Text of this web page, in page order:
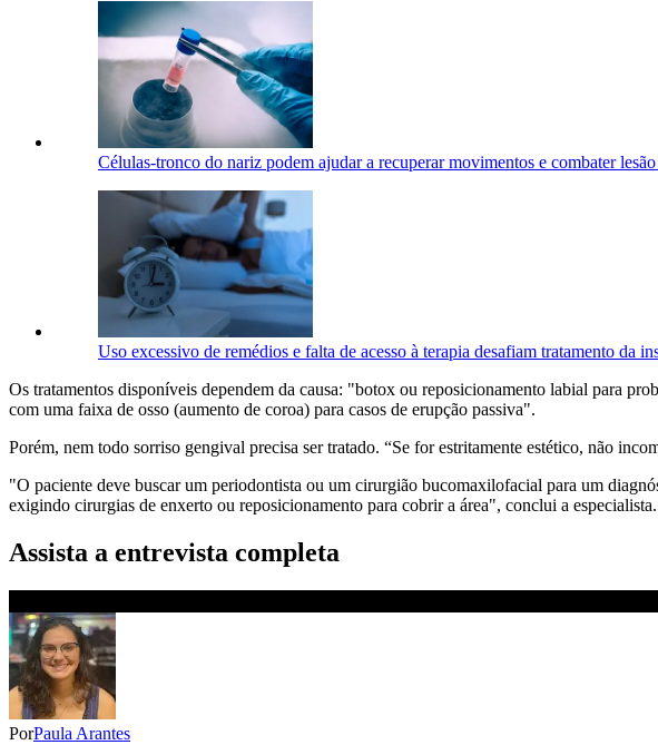
Células-tronco do nariz podem ajudar a recuperar movimentos e combater
Uso excessivo de remédios e falta de acesso à terapia desafiam tratamento da
Os tratamentos disponíveis dependem da causa: "botox ou reposicionamento labial para
com uma faixa de osso (aumento de coroa) para casos de erupção passiva".
Porém, nem todo sorriso gengival precisa ser tratado. “Se for estritamente estético, não
"O paciente deve buscar um periodontista ou um cirurgião bucomaxilofacial para um
exigindo cirurgias de enxerto ou reposicionamento para cobrir a área", conclui a especialista.
Assista a entrevista completa
PorPaula Arantes